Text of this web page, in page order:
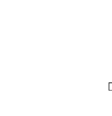
ノーラのフィンランド
吉田羊さんの着物と
長谷川あかりさんの